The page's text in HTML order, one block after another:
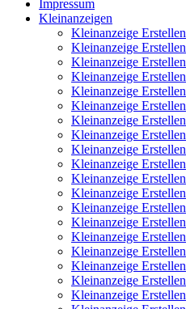
Impressum
Kleinanzeigen
Kleinanzeige Erstellen
Kleinanzeige Erstellen
Kleinanzeige Erstellen
Kleinanzeige Erstellen
Kleinanzeige Erstellen
Kleinanzeige Erstellen
Kleinanzeige Erstellen
Kleinanzeige Erstellen
Kleinanzeige Erstellen
Kleinanzeige Erstellen
Kleinanzeige Erstellen
Kleinanzeige Erstellen
Kleinanzeige Erstellen
Kleinanzeige Erstellen
Kleinanzeige Erstellen
Kleinanzeige Erstellen
Kleinanzeige Erstellen
Kleinanzeige Erstellen
Kleinanzeige Erstellen